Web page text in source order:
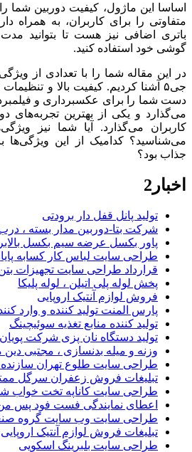
اساسا این ماژول، کیفیت دوربین شما
متفاوتی را برای کاربران، به همراه
باتری اضافی نیز هست تا بتوانید
گوشی خود استفاده کنید.
در این مقاله شما را با تعدادی از
جی‌۵ آشنا کردیم. کیفیت بالا و
دست شما را برای عکسبرداری و
می‌گذارد و یکی از بهترین تجربه‌های
کاربران می‌گذارد. آیا شما نیز
می‌شناسید؟ کدامیک از این
جذاب بود؟
اخبار2
تولید پانل قفل دار برودتی
شرکت بتا-دوربین مدار بسته ،
پاور بکسل عرضه سیم بکسل
طراحی سایت لباس کار کسابه
قرارداد طراحی سایت تجهیزات
پخش لوله پلی اتیلن ، لوله پلیکا
فروش لوازم آنتیک اروپایی
پارس المنت تولید کننده و وارد
تولید کننده منابع تغذیه سوئیچینگ
تولید دستگاه نان پزی شرکت
وزنه و میله بدنسازی ، مجتبی
طراحی سایت طلوع تهران
تبلیغات فروش زعفران سرگل
طراحی سایت کاناپه تخت خواب
اعطای نمایندگی فست فود پس
طراحی سایت وب سایت گروه
تبلیغات فروش لوازم آنتیک اروپایی
طراحی سایت بلبرینگ اسکویی